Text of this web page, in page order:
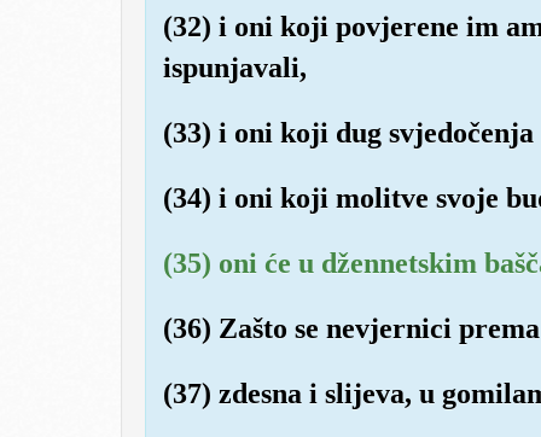
(32) i oni koji povjerene im
ispunjavali,
(33) i oni koji dug
(34) i oni koji molitve svoje
(35) oni će u džennetskim
(36) Zašto se nevjernici
(37) zdesna i slijeva, u